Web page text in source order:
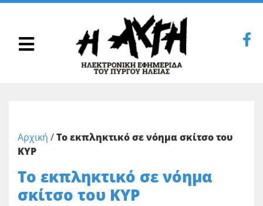
Αρχική /Το εκπληκτικό σε νόημα σκίτσο του
ΚΥΡ
Το εκπληκτικό σε νόημα
σκίτσο του ΚΥΡ